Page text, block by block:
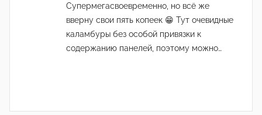
Супермегасвоевременно, но всё же
вверну свои пять копеек 😁 Тут очевидные
каламбуры без особой привязки к
содержанию панелей, поэтому можно…